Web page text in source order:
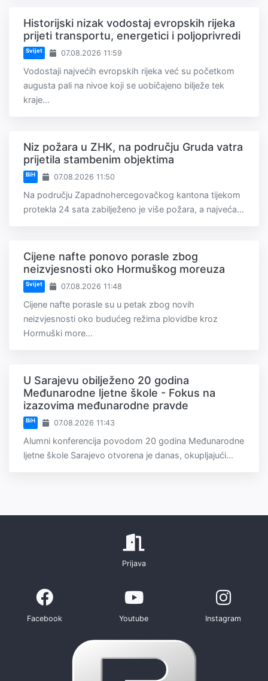
Historijski nizak vodostaj evropskih rijeka
prijeti transportu, energetici i poljoprivredi
Svijet 07.08.2026 11:59
Vodostaji najvećih evropskih rijeka već su početkom
augusta pali na nivoe koji se uobičajeno bilježe tek
kraje...
Niz požara u ZHK, na području Gruda vatra
prijetila stambenim objektima
BiH 07.08.2026 11:50
Na području Zapadnohercegovačkog kantona tijekom
protekla 24 sata zabilježeno je više požara, a najveća...
Cijene nafte ponovo porasle zbog
neizvjesnosti oko Hormuškog moreuza
Svijet 07.08.2026 11:48
Cijene nafte porasle su u petak zbog novih
neizvjesnosti oko budućeg režima plovidbe kroz
Hormuški more...
U Sarajevu obilježeno 20 godina
Međunarodne ljetne škole - Fokus na
izazovima međunarodne pravde
BiH 07.08.2026 11:43
Alumni konferencija povodom 20 godina Međunarodne
ljetne škole Sarajevo otvorena je danas, okupljajući...
Prijava
Facebook Youtube Instagram